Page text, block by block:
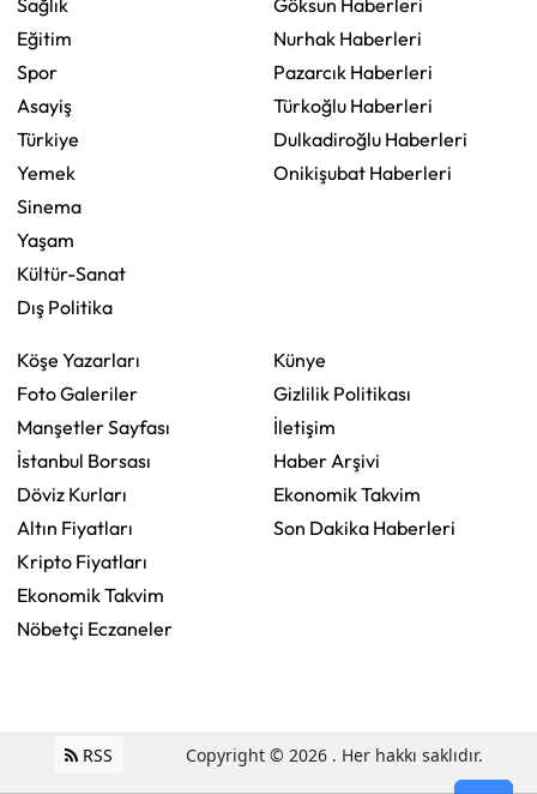
Eğitim
Spor
Asayiş
Türkiye
Yemek
Sinema
Yaşam
Kültür-Sanat
Dış Politika
Nurhak Haberleri
Pazarcık Haberleri
Türkoğlu Haberleri
Dulkadiroğlu Haberleri
Onikişubat Haberleri
Köşe Yazarları
Foto Galeriler
Manşetler Sayfası
İstanbul Borsası
Döviz Kurları
Altın Fiyatları
Kripto Fiyatları
Ekonomik Takvim
Nöbetçi Eczaneler
Künye
Gizlilik Politikası
İletişim
Haber Arşivi
Ekonomik Takvim
Son Dakika Haberleri
RSS Copyright © 2026 . Her hakkı saklıdır.